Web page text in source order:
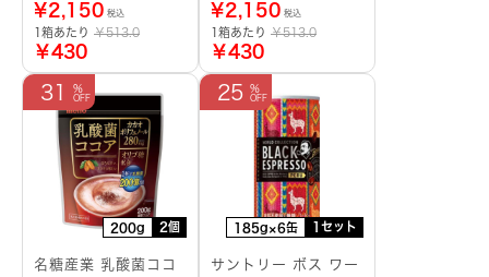
¥2,150 税込
1箱あたり ￥513.0
￥430
¥2,150 税込
1箱あたり ￥513.0
￥430
200g 2個
31
名糖産業 乳酸菌ココ
185g×6缶 1セット
25
サントリー ボス ワー